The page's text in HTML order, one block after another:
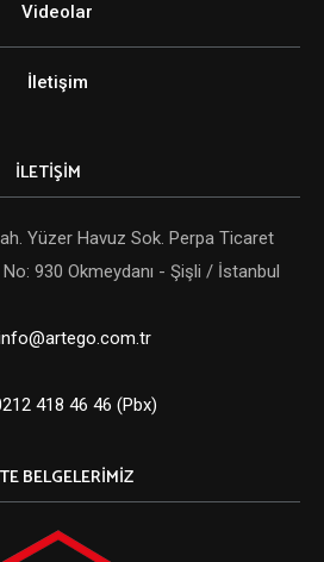
Videolar
İletişim
İLETİŞİM
Yüzer Havuz Sok. Perpa Ticaret
930 Okmeydanı - Şişli / İstanbul
418 46 46 (Pbx)
BELGELERIMIZ